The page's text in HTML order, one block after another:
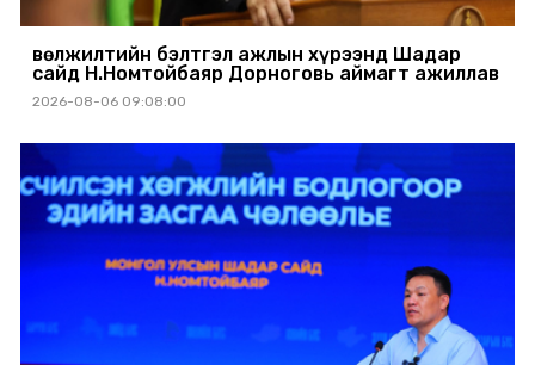
Өвөлжилтийн бэлтгэл ажлын хүрээнд Шадар
сайд Н.Номтойбаяр Дорноговь аймагт ажиллав
2026-08-06 09:08:00